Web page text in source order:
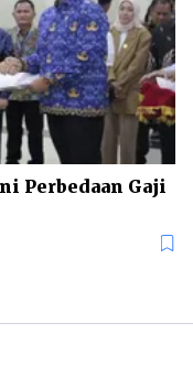
Perbedaan Gaji